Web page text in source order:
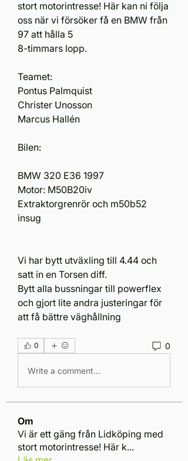
stort motorintresse! Här kan ni följa
oss när vi försöker få en BMW från
97 att hålla 5
8-timmars lopp.
Teamet:
Pontus Palmquist
Christer Unosson
Marcus Hallén
Bilen:
BMW 320 E36 1997
Motor: M50B20iv
Extraktorgrenrör och m50b52
insug
Vi har bytt utväxling till 4.44 och
satt in en Torsen diff.
Bytt alla bussningar till powerflex
och gjort lite andra justeringar för
att få bättre väghållning
0 0
Write a comment...
Om
Vi är ett gäng från Lidköping med
stort motorintresse! Här k...